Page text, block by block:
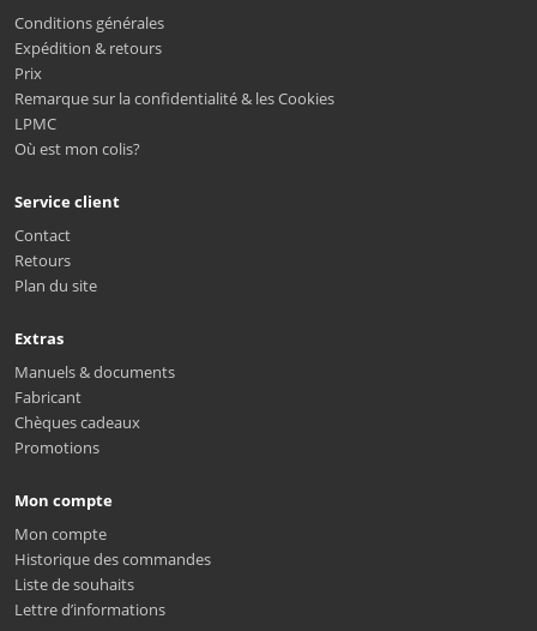
Conditions générales
Expédition & retours
Prix
Remarque sur la confidentialité & les Cookies
LPMC
Où est mon colis?
Service client
Contact
Retours
Plan du site
Extras
Manuels & documents
Fabricant
Chèques cadeaux
Promotions
Mon compte
Mon compte
Historique des commandes
Liste de souhaits
Lettre d’informations